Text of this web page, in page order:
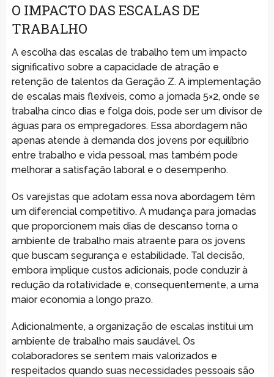
O IMPACTO DAS ESCALAS DE
TRABALHO
A escolha das escalas de trabalho tem um impacto
significativo sobre a capacidade de atração e
retenção de talentos da Geração Z. A implementação
de escalas mais flexíveis, como a jornada 5×2, onde se
trabalha cinco dias e folga dois, pode ser um divisor de
águas para os empregadores. Essa abordagem não
apenas atende à demanda dos jovens por equilíbrio
entre trabalho e vida pessoal, mas também pode
melhorar a satisfação laboral e o desempenho.
Os varejistas que adotam essa nova abordagem têm
um diferencial competitivo. A mudança para jornadas
que proporcionem mais dias de descanso torna o
ambiente de trabalho mais atraente para os jovens
que buscam segurança e estabilidade. Tal decisão,
embora implique custos adicionais, pode conduzir à
redução da rotatividade e, consequentemente, a uma
maior economia a longo prazo.
Adicionalmente, a organização de escalas institui um
ambiente de trabalho mais saudável. Os
colaboradores se sentem mais valorizados e
respeitados quando suas necessidades pessoais são